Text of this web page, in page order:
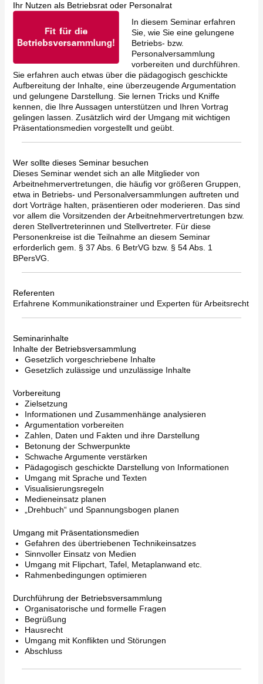
Ihr Nutzen als Betriebsrat oder Personalrat
In diesem Seminar erfahren
Sie, wie Sie eine gelungene
Betriebs- bzw.
Personalversammlung
vorbereiten und durchführen.
Sie erfahren auch etwas über die pädagogisch geschickte
Aufbereitung der Inhalte, eine überzeugende Argumentation
und gelungene Darstellung. Sie lernen Tricks und Kniffe
kennen, die Ihre Aussagen unterstützen und Ihren Vortrag
gelingen lassen. Zusätzlich wird der Umgang mit wichtigen
Präsentationsmedien vorgestellt und geübt.
Wer sollte dieses Seminar besuchen
Dieses Seminar wendet sich an alle Mitglieder von
Arbeitnehmervertretungen, die häufig vor größeren Gruppen,
etwa in Betriebs- und Personalversammlungen auftreten und
dort Vorträge halten, präsentieren oder moderieren. Das sind
vor allem die Vorsitzenden der Arbeitnehmervertretungen bzw.
deren Stellvertreterinnen und Stellvertreter. Für diese
Personenkreise ist die Teilnahme an diesem Seminar
erforderlich gem. § 37 Abs. 6 BetrVG bzw. § 54 Abs. 1
BPersVG.
Referenten
Erfahrene Kommunikationstrainer und Experten für Arbeitsrecht
Seminarinhalte
Inhalte der Betriebsversammlung
Gesetzlich vorgeschriebene Inhalte
Gesetzlich zulässige und unzulässige Inhalte
Vorbereitung
Zielsetzung
Informationen und Zusammenhänge analysieren
Argumentation vorbereiten
Zahlen, Daten und Fakten und ihre Darstellung
Betonung der Schwerpunkte
Schwache Argumente verstärken
Pädagogisch geschickte Darstellung von Informationen
Umgang mit Sprache und Texten
Visualisierungsregeln
Medieneinsatz planen
„Drehbuch“ und Spannungsbogen planen
Umgang mit Präsentationsmedien
Gefahren des übertriebenen Technikeinsatzes
Sinnvoller Einsatz von Medien
Umgang mit Flipchart, Tafel, Metaplanwand etc.
Rahmenbedingungen optimieren
Durchführung der Betriebsversammlung
Organisatorische und formelle Fragen
Begrüßung
Hausrecht
Umgang mit Konflikten und Störungen
Abschluss